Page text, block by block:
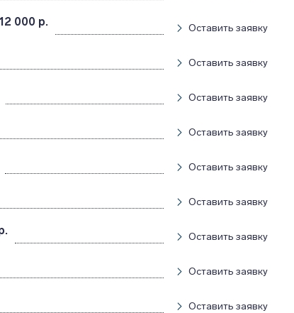
000 р. Оставить заявку
Оставить заявку
Оставить заявку
Оставить заявку
Оставить заявку
Оставить заявку
Оставить заявку
Оставить заявку
Оставить заявку